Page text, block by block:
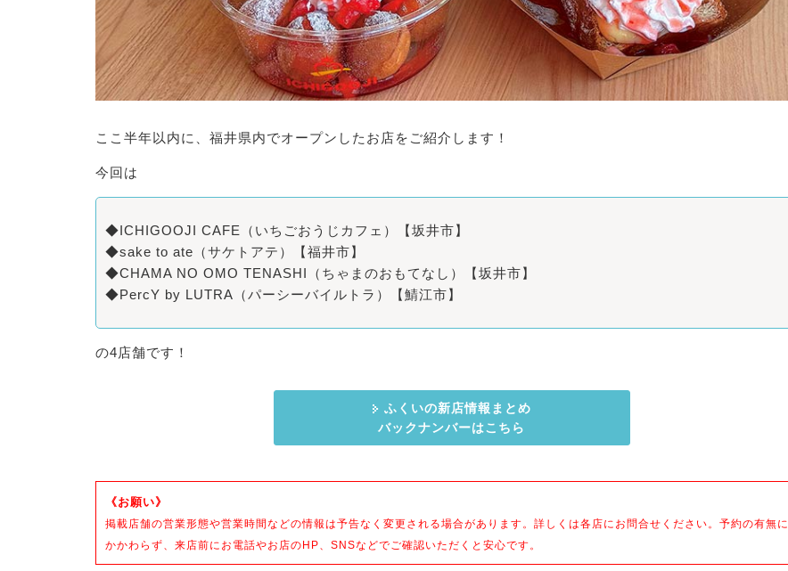
ここ半年以内に、福井県内でオープンしたお店をご紹介します！
今回は
◆ICHIGOOJI CAFE（いちごおうじカフェ）【坂井市】
◆sake to ate（サケトアテ）【福井市】
◆CHAMA NO OMO TENASHI（ちゃまのおもてなし）【坂井市】
◆PercY by LUTRA（パーシーバイルトラ）【鯖江市】
の4店舗です！
ふくいの新店情報まとめ
バックナンバーはこちら
《お願い》
掲載店舗の営業形態や営業時間などの情報は予告なく変更される場合があります。詳しくは各店にお問合せください。予約の有無に
かかわらず、来店前にお電話やお店のHP、SNSなどでご確認いただくと安心です。